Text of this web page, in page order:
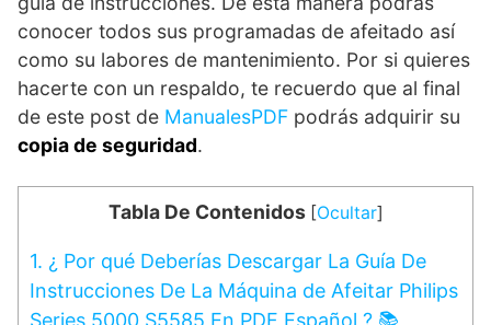
conocer todos sus programadas de afeitado así
como su labores de mantenimiento. Por si quieres
hacerte con un respaldo, te recuerdo que al final
de este post de ManualesPDF podrás adquirir su
copia de seguridad.
Tabla De Contenidos [Ocultar]
1. ¿ Por qué Deberías Descargar La Guía De
Instrucciones De La Máquina de Afeitar Philips
Series 5000 S5585 En PDF Español ? 📚